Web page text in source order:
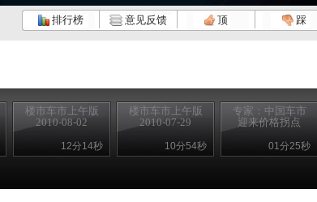
排行榜 意见反馈 顶 踩
楼市车市上午版
2010-08-02
12分14秒
楼市车市上午版
2010-07-29
10分54秒
专家：中国车市
迎来价格拐点
01分25秒